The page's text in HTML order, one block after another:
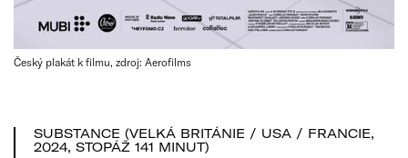
Český plakát k filmu, zdroj: Aerofilms
SUBSTANCE (VELKÁ BRITÁNIE / USA / FRANCIE,
2024, STOPÁŽ 141 MINUT)